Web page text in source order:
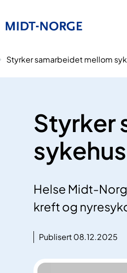
Styrker samarbeidet mellom
Styrker
Helse Midt-
kreft og
Publisert 08.12.2025